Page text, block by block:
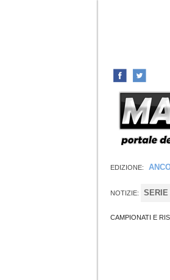
EDIZIONE:
NOTIZIE: SERIE
CAMPIONATI E